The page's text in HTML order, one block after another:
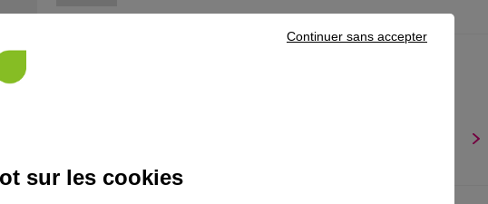
sur les cookies
Continuer sans accepter